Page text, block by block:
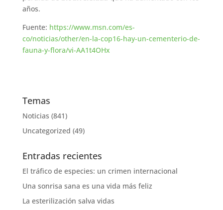
años.
Fuente: https://www.msn.com/es-
co/noticias/other/en-la-cop16-hay-un-cementerio-de-
fauna-y-flora/vi-AA1t4OHx
Temas
Noticias (841)
Uncategorized (49)
Entradas recientes
El tráfico de especies: un crimen internacional
Una sonrisa sana es una vida más feliz
La esterilización salva vidas